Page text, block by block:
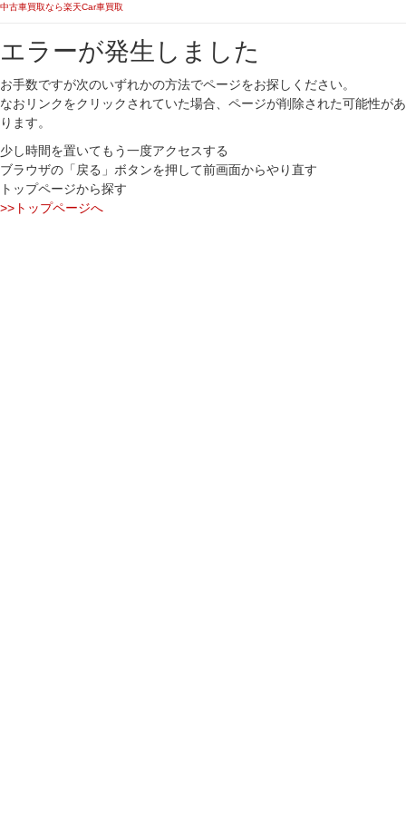
中古車買取なら楽天Car車買取
エラーが発生しました
お手数ですが次のいずれかの方法でページをお探しください。
なおリンクをクリックされていた場合、ページが削除された可能性があ
ります。
少し時間を置いてもう一度アクセスする
ブラウザの「戻る」ボタンを押して前画面からやり直す
トップページから探す
>>トップページへ